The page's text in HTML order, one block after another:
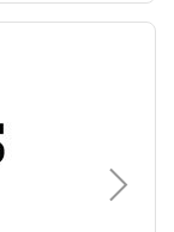
PC
Lenovo